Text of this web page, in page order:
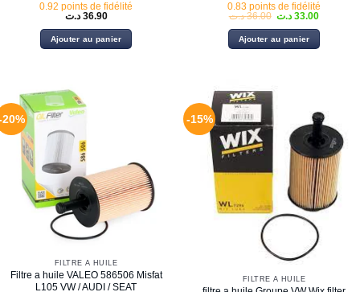
0.92 points de fidélité
36.90 د.ت
Ajouter au panier
0.83 points de fidélité
36.00 د.ت
Le
initial
était :
33.00 د.ت
Le
actuel
est :
Ajouter au panier
FILTRE À HUILE
Filtre a huile VALEO 586506 Misfat
L105 VW / AUDI / SEAT
-15%
FILTRE À HUILE